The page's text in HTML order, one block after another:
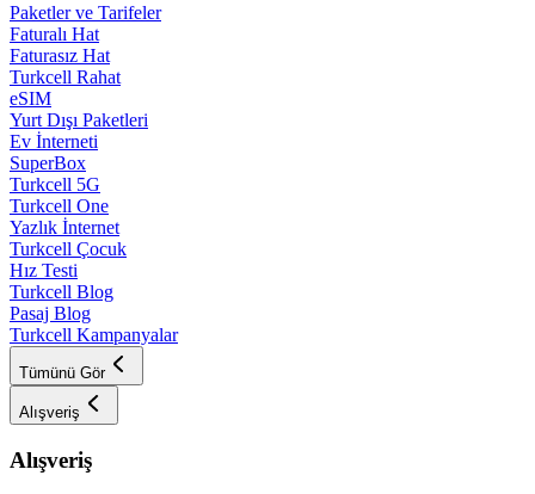
Paketler ve Tarifeler
Faturalı Hat
Faturasız Hat
Turkcell Rahat
eSIM
Yurt Dışı Paketleri
Ev İnterneti
SuperBox
Turkcell 5G
Turkcell One
Yazlık İnternet
Turkcell Çocuk
Hız Testi
Turkcell Blog
Pasaj Blog
Turkcell Kampanyalar
Tümünü Gör
Alışveriş
Alışveriş